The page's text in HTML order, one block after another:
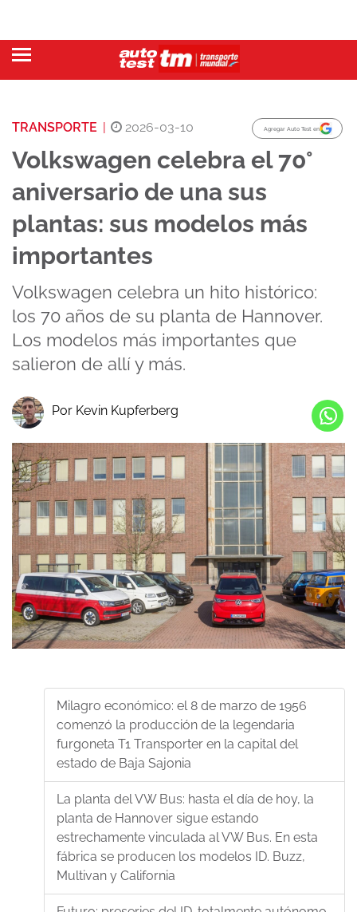
TRANSPORTE | 2026-03-10 Agregar Auto Test en
Volkswagen celebra el 70°
aniversario de una sus
plantas: sus modelos más
importantes
Volkswagen celebra un hito histórico:
los 70 años de su planta de Hannover.
Los modelos más importantes que
salieron de allí y más.
Por Kevin Kupferberg
Milagro económico: el 8 de marzo de 1956
comenzó la producción de la legendaria
furgoneta T1 Transporter en la capital del
estado de Baja Sajonia
La planta del VW Bus: hasta el día de hoy, la
planta de Hannover sigue estando
estrechamente vinculada al VW Bus. En esta
fábrica se producen los modelos ID. Buzz,
Multivan y California